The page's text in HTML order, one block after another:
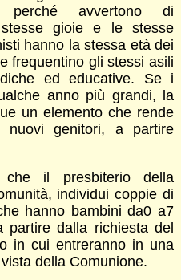
perché avvertono di
gioie e le stesse
hanno la stessa età dei
frequentino gli stessi asili
ed educative. Se i
anno più grandi, la
un elemento che rende
genitori, a partire
il presbiterio della
individui coppie di
hanno bambini da0 a7
partire dalla richiesta del
in cui entreranno in una
della Comunione.